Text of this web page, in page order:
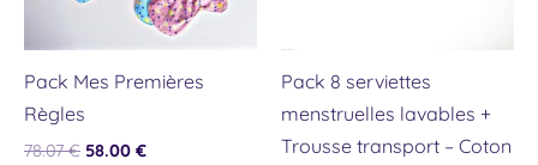
Pack Mes Premières
Règles
78.07€ 58.00 €
Pack 8 serviettes
menstruelles lavables +
Trousse transport – Coton